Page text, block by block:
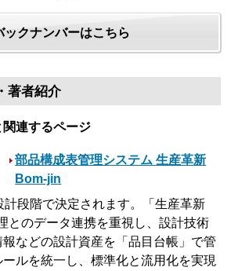
ックナンバーはこちら
著者紹介
連するページ
部品構成表管理システム 生産革新
Bom-jin
計段階で決定されます。「生産革新
とのデータ連携を重視し、設計技術
などの設計資産を「品目台帳」で管
ルを統一し、標準化と流用化を実現